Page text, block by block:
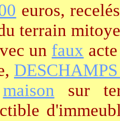
euros,
terrain
un faux
maison sur